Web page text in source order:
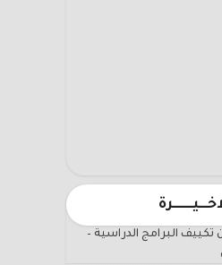
البرامج الدراسية –